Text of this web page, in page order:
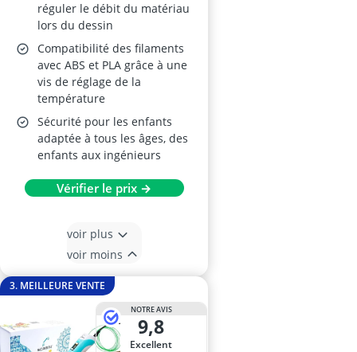
réguler le débit du matériau
lors du dessin
Compatibilité des filaments
avec ABS et PLA grâce à une
vis de réglage de la
température
Sécurité pour les enfants
adaptée à tous les âges, des
enfants aux ingénieurs
Vérifier le prix →
voir plus
voir moins
3. MEILLEURE VENTE
NOTRE AVIS
9,8
Excellent